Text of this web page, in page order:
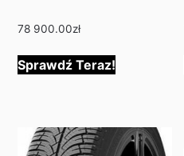
78 900.00zł
Sprawdź Teraz!